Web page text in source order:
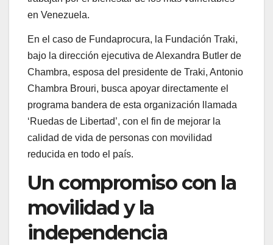
en Venezuela.
En el caso de Fundaprocura, la Fundación Traki,
bajo la dirección ejecutiva de Alexandra Butler de
Chambra, esposa del presidente de Traki, Antonio
Chambra Brouri, busca apoyar directamente el
programa bandera de esta organización llamada
‘Ruedas de Libertad’, con el fin de mejorar la
calidad de vida de personas con movilidad
reducida en todo el país.
Un compromiso con la
movilidad y la
independencia